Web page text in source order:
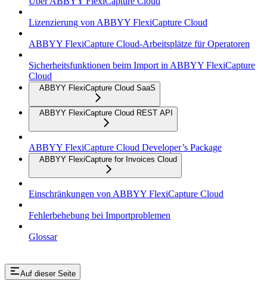
Lizenzierung von ABBYY FlexiCapture Cloud
ABBYY FlexiCapture Cloud-Arbeitsplätze für Operatoren
Sicherheitsfunktionen beim Import in ABBYY FlexiCapture
Cloud
ABBYY FlexiCapture Cloud SaaS
ABBYY FlexiCapture Cloud REST API
ABBYY FlexiCapture Cloud Developer’s Package
ABBYY FlexiCapture for Invoices Cloud
Einschränkungen von ABBYY FlexiCapture Cloud
Fehlerbehebung bei Importproblemen
Glossar
Auf dieser Seite